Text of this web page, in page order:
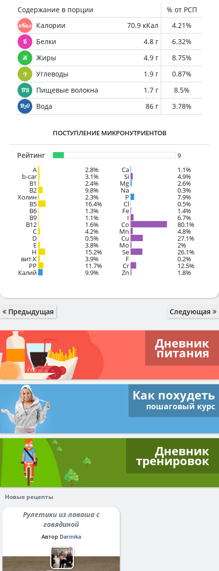
Содержание в порции
% от РСП
Калории
70.9 кКал
4.21%
Белки
4.8 г
6.32%
Жиры
4.9 г
8.75%
Углеводы
1.9 г
0.87%
Пищевые волокна
1.7 г
8.5%
Вода
86 г 3.78%
ПОСТУПЛЕНИЕ МИКРОНУТРИЕНТОВ
Рейтинг
9
A
2.8%
b-car 3.1%
В1 2.4%
B2 9.8%
Холин 2.3%
B5 16.4%
B6 1.3%
B9 1.1%
B12 1.6%
C 4.2%
D 0.5%
E 3.8%
H 15.2%
вит.К 3.9%
PP 11.7%
Калий 9.9%
Ca 1.1%
Si 4.9%
Mg 2.6%
Na 0.3%
P 7.9%
Cl 0.5%
Fe 1.4%
I 6.7%
Co 80.1%
Mn 4.8%
Cu 27.1%
Mo 2%
Se 26.1%
F 0.2%
Cr 12.5%
Zn 1.8%
Предыдущая Следующая
Дневник
питания
Как похудеть
пошаговый курс
Дневник
тренировок
Новые рецепты
Рулетики из лаваша с
говядиной
Автор Darinika